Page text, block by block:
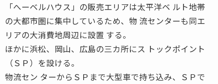
「へーベルハウス」の販売エリアは太平洋ベ ルト地帯
の大都市圏に集中しているため、物 流センターも同エ
リアの大消費地周辺に設置 する。
ほかに浜松、岡山、広島の三カ所にス トックポイント
（ＳＰ）を設ける。
物流セン ターからＳＰまで大型車で持ち込み、ＳＰで